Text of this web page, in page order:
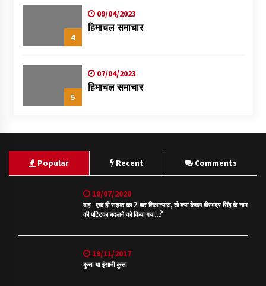
4
09/04/2023
हिमाचल समाचार
5
07/04/2023
हिमाचल समाचार
Popular Recent Comments
18/07/2020
वाह- एक ही सड़क का 2 बार शिलान्यास, तो क्या केवल वीरभद्र सिंह के नाम
की पट्टिका बदलने को किया गया…?
19/11/2017
कुत्ता या इंसानी कुत्ता